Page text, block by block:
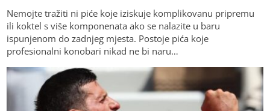
Nemojte tražiti ni piće koje iziskuje komplikovanu pripremu
ili koktel s više komponenata ako se nalazite u baru
ispunjenom do zadnjeg mjesta. Postoje pića koje
profesionalni konobari nikad ne bi naru…